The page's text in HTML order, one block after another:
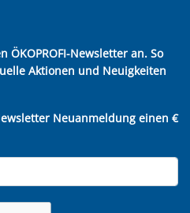
Newsletter an. So
Aktionen und Neuigkeiten
Neuanmeldung einen €